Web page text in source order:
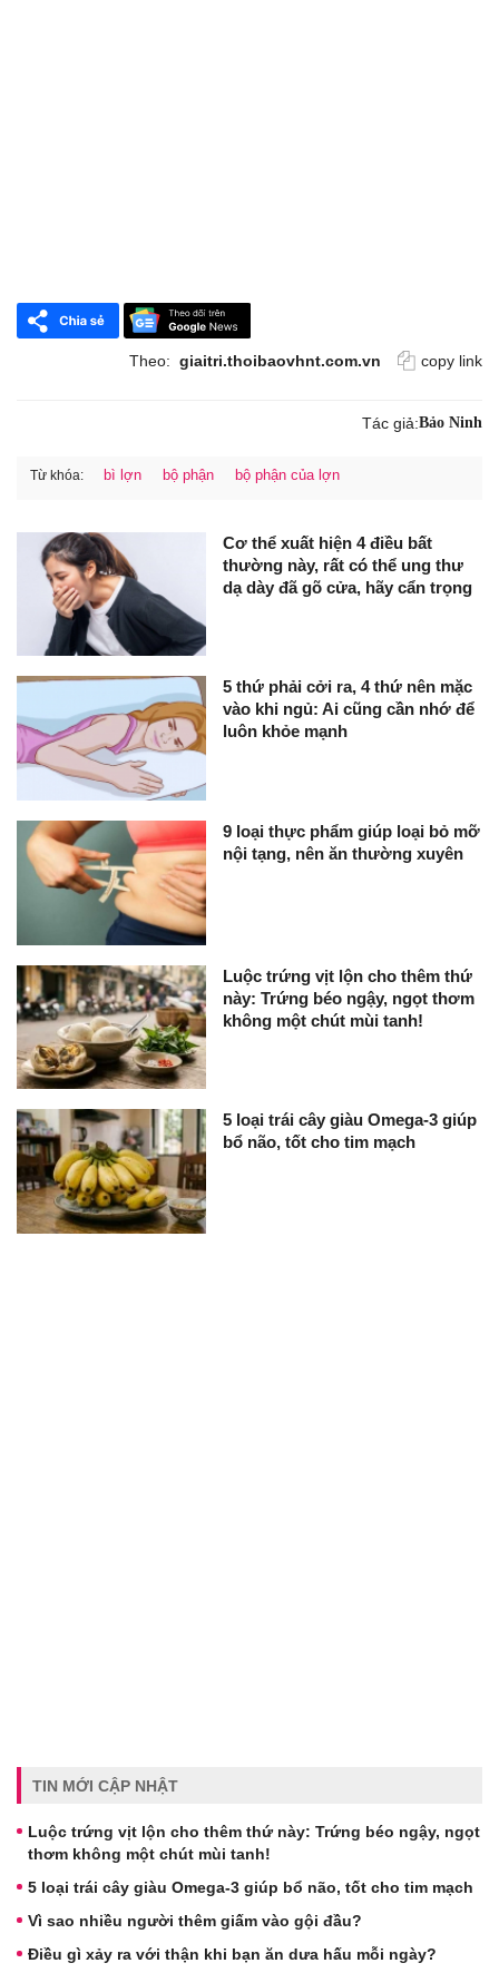
Theo: giaitri.thoibaovhnt.com.vn copy link
Tác giả:Bảo Ninh
Từ khóa: bì lợn bộ phận bộ phận của lợn
Cơ thể xuất hiện 4 điều bất
thường này, rất có thể ung thư
dạ dày đã gõ cửa, hãy cẩn trọng
5 thứ phải cởi ra, 4 thứ nên mặc
vào khi ngủ: Ai cũng cần nhớ để
luôn khỏe mạnh
9 loại thực phẩm giúp loại bỏ mỡ
nội tạng, nên ăn thường xuyên
Luộc trứng vịt lộn cho thêm thứ
này: Trứng béo ngậy, ngọt thơm
không một chút mùi tanh!
5 loại trái cây giàu Omega-3 giúp
bổ não, tốt cho tim mạch
TIN MỚI CẬP NHẬT
Luộc trứng vịt lộn cho thêm thứ này: Trứng béo ngậy, ngọt
thơm không một chút mùi tanh!
5 loại trái cây giàu Omega-3 giúp bổ não, tốt cho tim mạch
Vì sao nhiều người thêm giấm vào gội đầu?
Điều gì xảy ra với thận khi bạn ăn dưa hấu mỗi ngày?